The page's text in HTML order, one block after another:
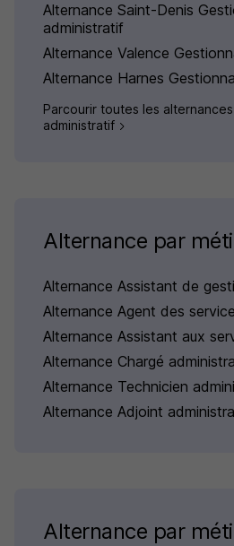
Alternance Saint-Denis
administratif
Alternance Valence
Alternance Harnes
Parcourir toutes les
administratif
Alternance par
Alternance Assistant de
Alternance Agent des
Alternance Assistant aux
Alternance Chargé
Alternance Technicien
Alternance Adjoint
Alternance par